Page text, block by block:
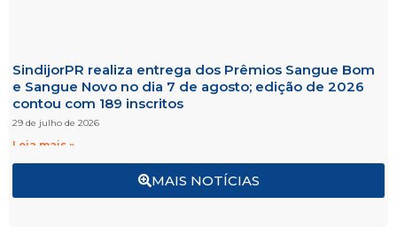
MAIS NOTÍCIAS
SindijorPR realiza entrega dos Prêmios Sangue Bom
e Sangue Novo no dia 7 de agosto; edição de 2026
contou com 189 inscritos
29 de julho de 2026
Leia mais »